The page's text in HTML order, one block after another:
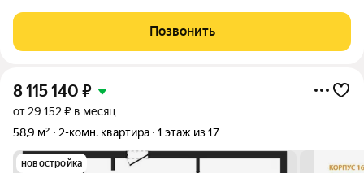
Здесь уже есть кухонный гарнитур. Можно поставить большой
диван, посадить гостей, устроить
Позвонить
8 115 140 ₽
от 29 152 ₽ в месяц
58,9 м²
2-комн. квартира 1 этаж из 17
новостройка